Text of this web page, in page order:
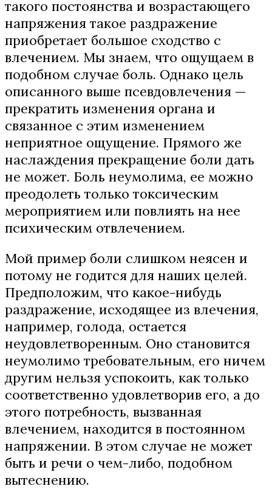
такого постоянства и возрастающего
напряжения такое раздражение
приобретает большое сходство с
влечением. Мы знаем, что ощущаем в
подобном случае боль. Однако цель
описанного выше псевдовлечения —
прекратить изменения органа и
связанное с этим изменением
неприятное ощущение. Прямого же
наслаждения прекращение боли дать
не может. Боль неумолима, ее можно
преодолеть только токсическим
мероприятием или повлиять на нее
психическим отвлечением.
Мой пример боли слишком неясен и
потому не годится для наших целей.
Предположим, что какое-нибудь
раздражение, исходящее из влечения,
например, голода, остается
неудовлетворенным. Оно становится
неумолимо требовательным, его ничем
другим нельзя успокоить, как только
соответственно удовлетворив его, а до
этого потребность, вызванная
влечением, находится в постоянном
напряжении. В этом случае не может
быть и речи о чем-либо, подобном
вытеснению.